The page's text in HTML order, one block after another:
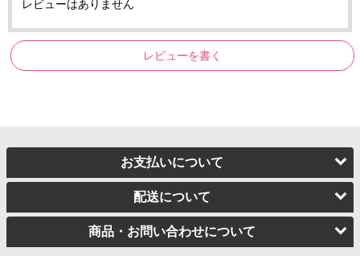
レビューはありません
レビューを書く
お支払いについて
配送について
商品・お問い合わせについて